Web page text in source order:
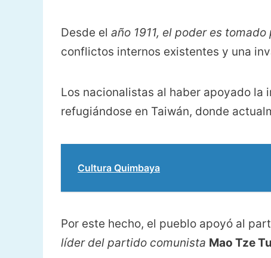
Desde el año 1911, el poder es
conflictos internos existentes y una
Los nacionalistas al haber apoyado la
refugiándose en Taiwán, donde
Cultura Quimbaya
Por este hecho, el pueblo apoyó al
líder del partido comunista Mao Tze